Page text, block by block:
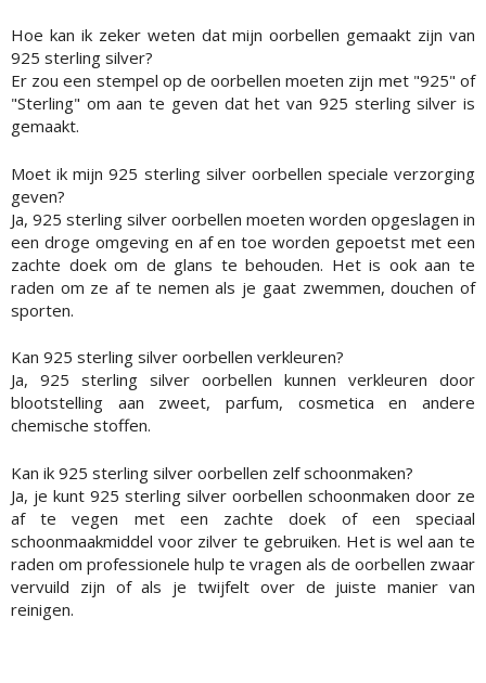
Hoe kan ik zeker weten dat mijn oorbellen gemaakt zijn van
925 sterling silver?
Er zou een stempel op de oorbellen moeten zijn met "925" of
"Sterling" om aan te geven dat het van 925 sterling silver is
gemaakt.
Moet ik mijn 925 sterling silver oorbellen speciale verzorging
geven?
Ja, 925 sterling silver oorbellen moeten worden opgeslagen in
een droge omgeving en af en toe worden gepoetst met een
zachte doek om de glans te behouden. Het is ook aan te
raden om ze af te nemen als je gaat zwemmen, douchen of
sporten.
Kan 925 sterling silver oorbellen verkleuren?
Ja, 925 sterling silver oorbellen kunnen verkleuren door
blootstelling aan zweet, parfum, cosmetica en andere
chemische stoffen.
Kan ik 925 sterling silver oorbellen zelf schoonmaken?
Ja, je kunt 925 sterling silver oorbellen schoonmaken door ze
af te vegen met een zachte doek of een speciaal
schoonmaakmiddel voor zilver te gebruiken. Het is wel aan te
raden om professionele hulp te vragen als de oorbellen zwaar
vervuild zijn of als je twijfelt over de juiste manier van
reinigen.